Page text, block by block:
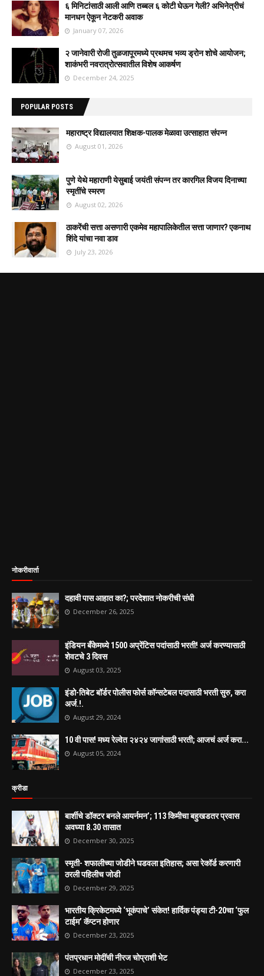
६ मिनिटांसाठी आली आणि तब्बल ६ कोटी घेऊन गेली? अभिनेत्रीचं
मानधन ऐकून नेटकरी अवाक
January 07, 2026
२ जानेवारी रोजी तुळजापूरमध्ये प्रथमच भव्य ड्रोन शोचे आयोजन;
शाकंभरी नवरात्रोत्सवातील विशेष आकर्षण
December 24, 2025
POPULAR POSTS
महाराष्ट्र विद्यालयात शिक्षक-पालक मेळावा उत्साहात संपन्न
August 01, 2026
पुणे येथे महाराणी येसुबाई जयंती संपन्न तर कारगिल विजय दिनाच्या
स्मृतींचे स्मरण
August 02, 2026
ठाकरेंची सत्ता असणारी एकमेव महापालिकेतील सत्ता जाणार? एकनाथ
शिंदे यांचा नवा डाव
July 23, 2026
नोकरीवार्ता
दहावी पास आहात का?; परदेशात नोकरीची संधी
December 26, 2025
इंडियन बँकेमध्ये 1500 अप्रेंटिस पदांसाठी भरती! अर्ज करण्यासाठी
शेवटचे 3 दिवस
August 03, 2025
इंडो-तिबेट बॉर्डर पोलीस फोर्स कॉन्सटेबल पदासाठी भरती सुरु, करा
अर्ज.!.
August 29, 2024
10 वी पास! मध्य रेल्वेत २४२४ जागांसाठी भरती; आजचं अर्ज करा...
August 05, 2024
क्रीडा
बार्शीचे डॉक्टर बनले आयर्नमन’; 113 किमीचा बहुखडतर प्रवास
अवघ्या 8.30 तासात
December 30, 2025
स्मृती- शफालीच्या जोडीने घडवला इतिहास; असा रेकॉर्ड करणारी
ठरली पहिलीच जोडी
December 29, 2025
भारतीय क्रिकेटमध्ये ‘भूकंपाचे’ संकेत! हार्दिक पंड्या टी-20चा ‘फुल
टाईम’ कॅप्टन होणार
December 23, 2025
पंतप्रधान मोदींची नीरज चोप्राशी भेट
December 23, 2025